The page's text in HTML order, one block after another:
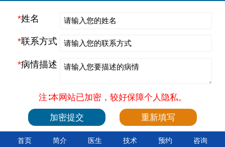
*姓名
*联系方式
*病情描述
注∶本网站已加密，较好保障个人隐私。
首页 简介 医生 技术 预约 咨询